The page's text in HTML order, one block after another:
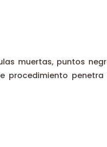
muertas, puntos
procedimiento